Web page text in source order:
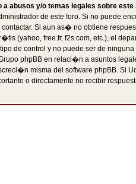
abusos y/o temas legales sobre este
de este foro. Si no puede
contactar. Si aun as� no obtiene
(yahoo, free.fr, f2s.com, etc.), el
de control y no puede ser de
phpBB en relaci�n a asuntos
misma del software phpBB. Si
o directamente no recibir